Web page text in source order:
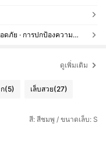
มีบริการเก็บเงินปลายทาง · การชำระเงินที่ปลอดภัย · การปกป้องความเป็นส่วนตัว
ดูเพิ่มเติม
(5) เล็บสวย(27)
สี: สีชมพู / ขนาดเล็บ: S